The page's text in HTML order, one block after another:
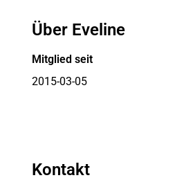
Über Eveline
Mitglied seit
2015-03-05
Kontakt